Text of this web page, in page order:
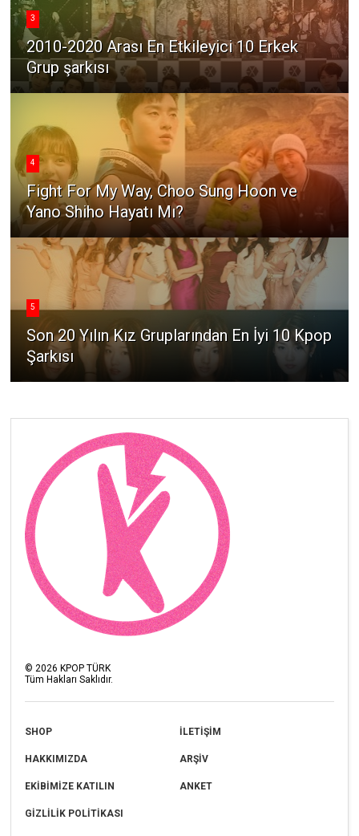
3
2010-2020 Arası En Etkileyici 10 Erkek
Grup şarkısı
4
Fight For My Way, Choo Sung Hoon ve
Yano Shiho Hayatı Mı?
5
Son 20 Yılın Kız Gruplarından En İyi 10 Kpop
Şarkısı
©2026 KPOP TÜRK
Tüm Hakları Saklıdır.
SHOP İLETİŞİM
HAKKIMIZDA ARŞİV
EKİBİMİZE KATILIN ANKET
GİZLİLİK POLİTİKASI